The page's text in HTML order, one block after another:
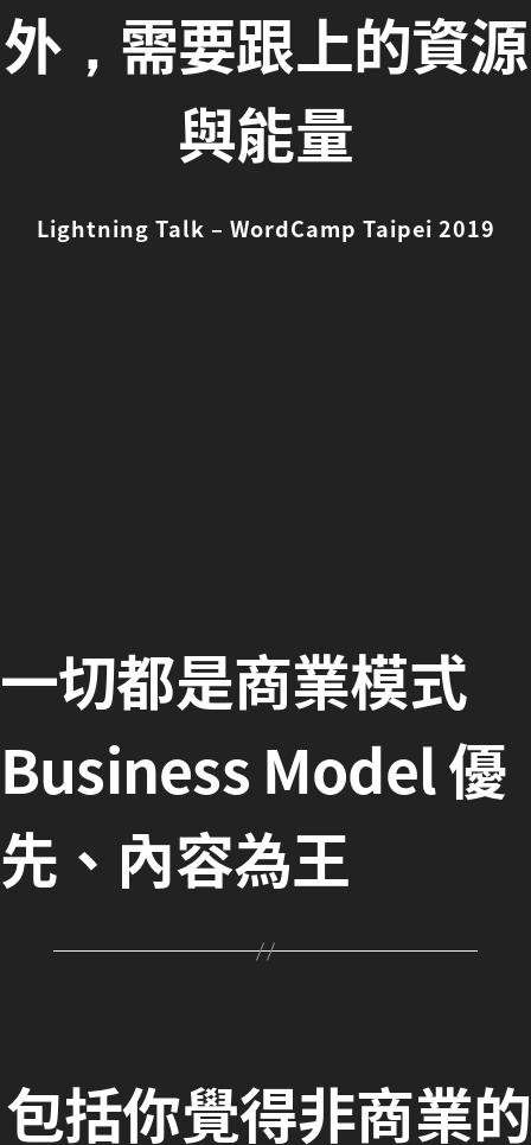
外，需要跟上的資源
與能量
Lightning Talk – WordCamp Taipei 2019
一切都是商業模式
Business Model 優
先、內容為王
包括你覺得非商業的